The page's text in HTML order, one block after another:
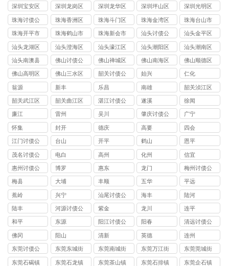
司
要债公司
要债公司
要债公司
要债公司
深圳宝安区
要债公司
深圳龙岗区
要债公司
深圳龙华区
要债公司
深圳坪山区
要债公司
深圳光明区
要债公司
珠海讨债公
司
珠海香洲区
讨债公司
珠海斗门区
讨债公司
珠海金湾区
讨债公司
珠海台山市
讨债公司
珠海开平市
讨债公司
珠海鹤山市
讨债公司
珠海新会市
讨债公司
汕头讨债公
司
汕头金平区
讨债公司
汕头龙湖区
讨债公司
汕头澄海区
讨债公司
汕头濠江区
讨债公司
汕头潮阳区
讨债公司
汕头潮南区
讨债公司
汕头南澳县
讨债公司
佛山讨债公
司
佛山禅城区
讨债公司
佛山南海区
讨债公司
佛山顺德区
讨债公司
佛山高明区
讨债公司
佛山三水区
讨债公司
韶关讨债公
司
始兴 仁化
翁源 新丰 乐昌 南雄
韶关浈江区
讨债公司
韶关武江区
讨债公司
韶关曲江区
讨债公司
湛江讨债公
司
遂溪 徐闻
廉江 雷州 吴川
肇庆讨债公
司
广宁
怀集 封开 德庆 高要 四会
江门讨债公
司
台山 开平 鹤山 恩平
茂名讨债公
司
电白 高州 化州 信宜
惠州讨债公
司
博罗 惠东 龙门
梅州讨债公
司
梅县 大埔 丰顺 五华 平远
蕉岭 兴宁
汕尾讨债公
司
海丰 陆河
陆丰
河源讨债公
司
紫金 龙川 连平
和平 东源
阳江讨债公
司
阳春
清远讨债公
司
佛冈 阳山 清新 英德 连州
东莞讨债公
司
东莞东城街
道讨债公司
东莞南城街
道讨债公司
东莞万江街
道讨债公司
东莞莞城街
道讨债公司
东莞石碣镇
东莞石龙镇
东莞茶山镇
东莞石排镇
东莞企石镇